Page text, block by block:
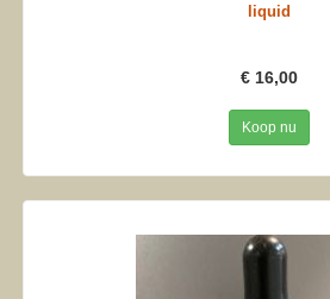
liquid
€ 16,00
Koop nu